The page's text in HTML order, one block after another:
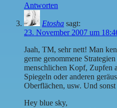
Antworten
Etosha sagt:
23. November 2007 um
Jaah, TM, sehr nett! Man
gerne genommene
menschlichen Kopf, Zupfen
Spiegeln oder anderen
Oberflächen, usw. Und sonst
Hey blue sky,